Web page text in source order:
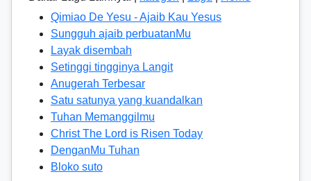
Qimiao De Yesu - Ajaib Kau Yesus
Sungguh ajaib perbuatanMu
Layak disembah
Setinggi tingginya Langit
Anugerah Terbesar
Satu satunya yang kuandalkan
Tuhan Memanggilmu
Christ The Lord is Risen Today
DenganMu Tuhan
Bloko suto